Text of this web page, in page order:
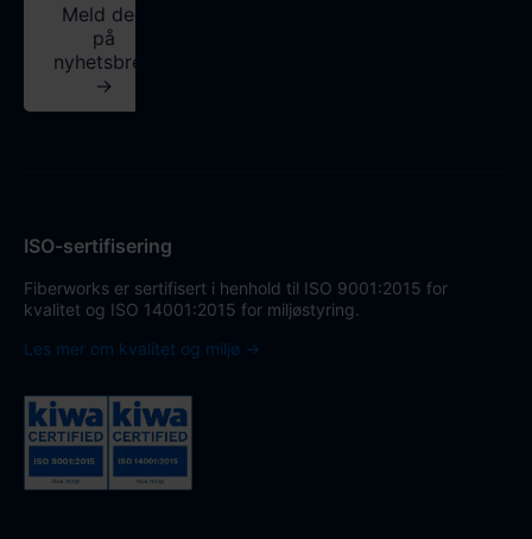
Meld deg
på
nyhetsbrev
→
ISO-sertifisering
Fiberworks er sertifisert i henhold til ISO 9001:2015 for
kvalitet og ISO 14001:2015 for miljøstyring.
Les mer om kvalitet og miljø →